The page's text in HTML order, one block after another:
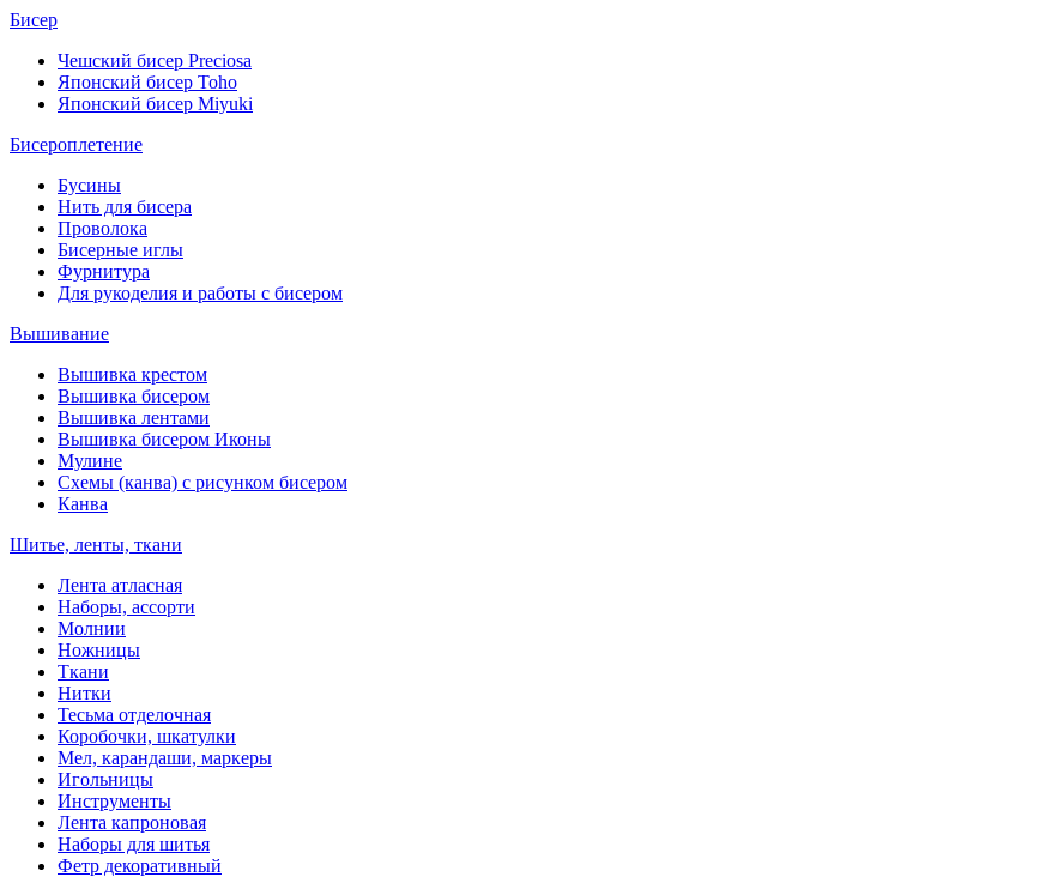
Бисер
Чешский бисер Preciosa
Японский бисер Toho
Японский бисер Miyuki
Бисероплетение
Бусины
Нить для бисера
Проволока
Бисерные иглы
Фурнитура
Для рукоделия и работы с бисером
Вышивание
Вышивка крестом
Вышивка бисером
Вышивка лентами
Вышивка бисером Иконы
Мулине
Схемы (канва) с рисунком бисером
Канва
Шитье, ленты, ткани
Лента атласная
Наборы, ассорти
Молнии
Ножницы
Ткани
Нитки
Тесьма отделочная
Коробочки, шкатулки
Мел, карандаши, маркеры
Игольницы
Инструменты
Лента капроновая
Наборы для шитья
Фетр декоративный